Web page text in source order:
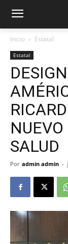
Inicio Estatal
Estatal
SALUD
Por admin admin -